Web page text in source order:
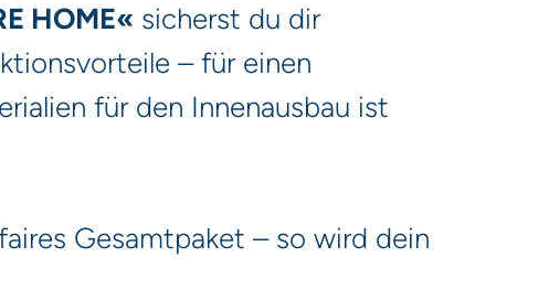
HOME« sicherst du dir
– für einen
für den Innenausbau ist
Gesamtpaket – so wird dein